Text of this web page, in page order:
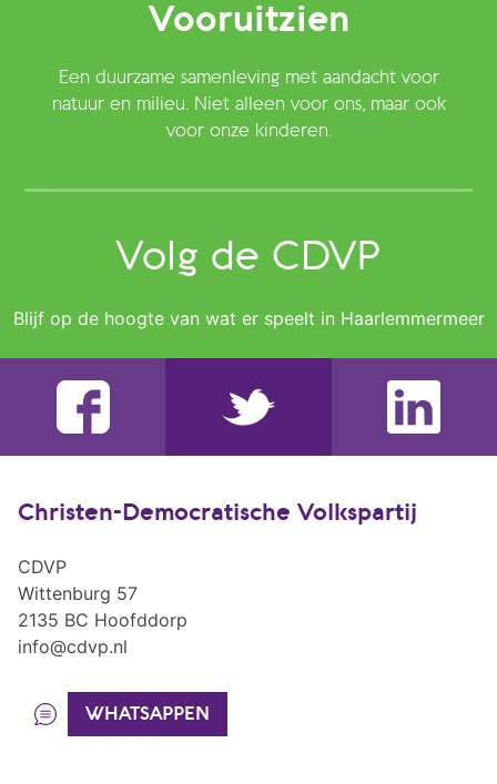
Vooruitzien
Een duurzame samenleving met aandacht voor
natuur en milieu. Niet alleen voor ons, maar ook
voor onze kinderen.
Volg de CDVP
Blijf op de hoogte van wat er speelt in Haarlemmermeer
Christen-Democratische Volkspartij
CDVP
Wittenburg 57
2135 BC Hoofddorp
info@cdvp.nl
WHATSAPPEN